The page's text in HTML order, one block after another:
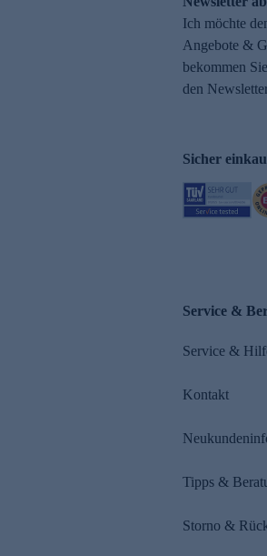
Ich möchte
Angebote &
bekommen
den
Sicher
Service &
Service &
Kontakt
Tipps &
Storno &